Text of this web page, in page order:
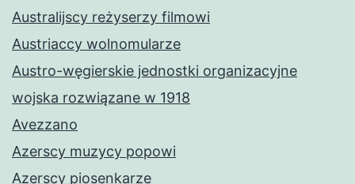
Australijscy reżyserzy filmowi
Austriaccy wolnomularze
Austro-węgierskie jednostki organizacyjne
wojska rozwiązane w 1918
Avezzano
Azerscy muzycy popowi
Azerscy piosenkarze